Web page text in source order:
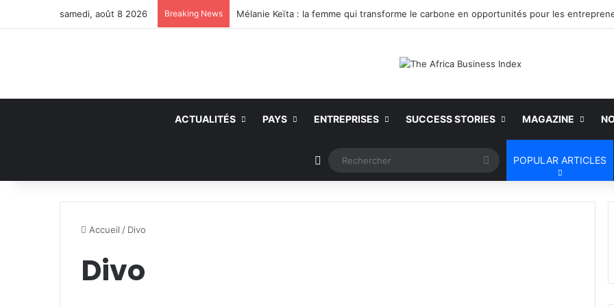
samedi, août 8 2026 Breaking News
ACTUALITÉS PAYS ENTREPRISES SUCCESS STORIES MAGAZINE
Article Aléatoire Rechercher
POPULAR ARTICLES
Accueil / Divo
Divo